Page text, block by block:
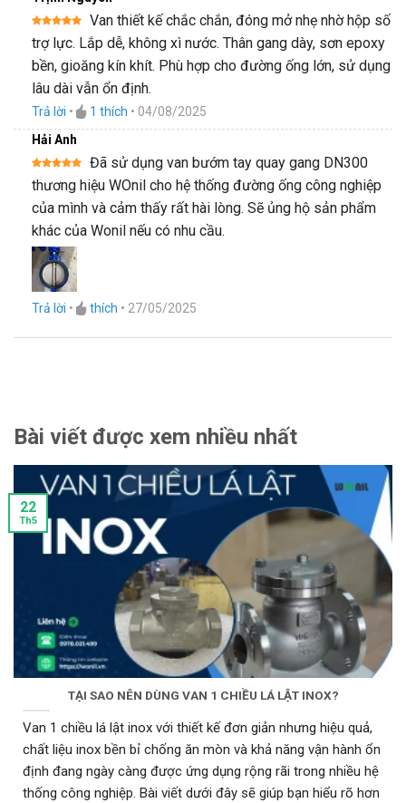
Được xếp
hạng55
Van thiết kế chắc chắn, đóng mở nhẹ nhờ hộp số
trợ lực. Lắp dễ, không xì nước. Thân gang dày, sơn epoxy
bền, gioăng kín khít. Phù hợp cho đường ống lớn, sử dụng
lâu dài vẫn ổn định.
Trả lời • 1 thích • 04/08/2025
Hải Anh
Được xếp
hạng5 5
Đã sử dụng van bướm tay quay gang DN300
thương hiệu WOnil cho hệ thống đường ống công nghiệp
của mình và cảm thấy rất hài lòng. Sẽ ủng hộ sản phẩm
khác của Wonil nếu có nhu cầu.
Trả lời • thích • 27/05/2025
Bài viết được xem nhiều nhất
TẠI SAO NÊN DÙNG VAN 1 CHIỀU LÁ LẬT INOX?
Van 1 chiều lá lật inox với thiết kế đơn giản nhưng hiệu quả,
chất liệu inox bền bỉ chống ăn mòn và khả năng vận hành ổn
định đang ngày càng được ứng dụng rộng rãi trong nhiều hệ
thống công nghiệp. Bài viết dưới đây sẽ giúp bạn hiểu rõ hơn
22
Th5